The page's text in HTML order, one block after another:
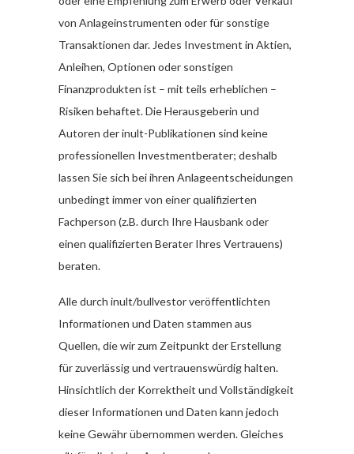
von Anlageinstrumenten oder für sonstige
Transaktionen dar. Jedes Investment in Aktien,
Anleihen, Optionen oder sonstigen
Finanzprodukten ist – mit teils erheblichen –
Risiken behaftet. Die Herausgeberin und
Autoren der inult-Publikationen sind keine
professionellen Investmentberater; deshalb
lassen Sie sich bei ihren Anlageentscheidungen
unbedingt immer von einer qualifizierten
Fachperson (z.B. durch Ihre Hausbank oder
einen qualifizierten Berater Ihres Vertrauens)
beraten.
Alle durch inult/bullvestor veröffentlichten
Informationen und Daten stammen aus
Quellen, die wir zum Zeitpunkt der Erstellung
für zuverlässig und vertrauenswürdig halten.
Hinsichtlich der Korrektheit und Vollständigkeit
dieser Informationen und Daten kann jedoch
keine Gewähr übernommen werden. Gleiches